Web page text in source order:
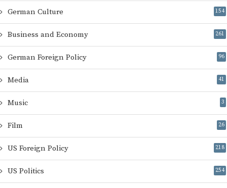
German Culture 154
Business and Economy 261
German Foreign Policy 96
Media 41
Music 3
Film 26
US Foreign Policy 218
US Politics 254